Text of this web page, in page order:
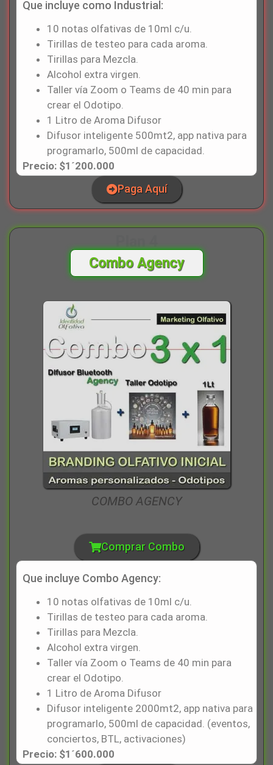
Que incluye como Industrial:
10 notas olfativas de 10ml c/u.
Tirillas de testeo para cada aroma.
Tirillas para Mezcla.
Alcohol extra virgen.
Taller vía Zoom o Teams de 40 min para
crear el Odotipo.
1 Litro de Aroma Difusor
Difusor inteligente 500mt2, app nativa para
programarlo, 500ml de capacidad.
Precio: $1´200.000
Paga Aquí
Combo Agency
COMBO AGENCY
Comprar Combo
Que incluye Combo Agency:
10 notas olfativas de 10ml c/u.
Tirillas de testeo para cada aroma.
Tirillas para Mezcla.
Alcohol extra virgen.
Taller vía Zoom o Teams de 40 min para
crear el Odotipo.
1 Litro de Aroma Difusor
Difusor inteligente 2000mt2, app nativa para
programarlo, 500ml de capacidad. (eventos,
conciertos, BTL, activaciones)
Precio: $1´600.000